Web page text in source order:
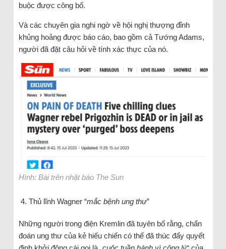
buộc được công bố.
Và các chuyên gia nghi ngờ về hội nghị thượng đỉnh
khủng hoảng được báo cáo, bao gồm cả Tướng Adams,
người đã đặt câu hỏi về tính xác thực của nó.
Hình: Bài trên nhật báo The Sun
Thủ lĩnh Wagner “mắc bệnh ung thư”
Những người trong điện Kremlin đã tuyên bố rằng, chẩn
đoán ung thư của kẻ hiếu chiến có thể đã thúc đẩy quyết